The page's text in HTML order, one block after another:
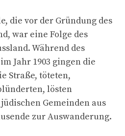
die vor der Gründung des
war eine Folge des
Während des
Jahr 1903 gingen die
Straße, töteten,
lösten
Gemeinden aus
zur Auswanderung.